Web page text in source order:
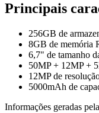
Principais
256GB de
8GB de memória
6,7" de tamanho
50MP + 12MP +
12MP de
5000mAh de
Informações geradas